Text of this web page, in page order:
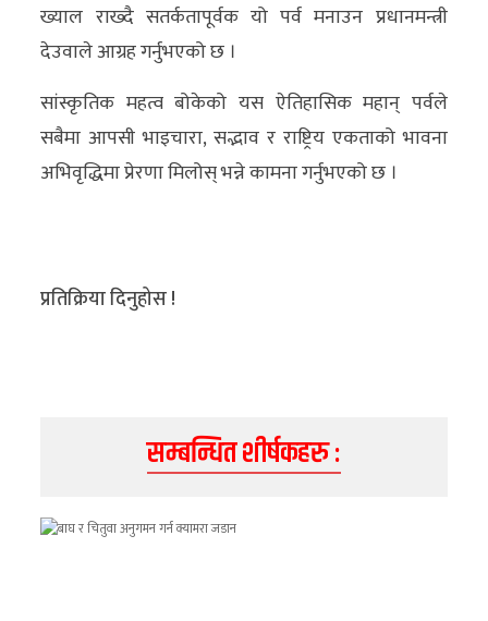
ख्याल राख्दै सतर्कतापूर्वक यो पर्व मनाउन प्रधानमन्त्री
देउवाले आग्रह गर्नुभएको छ ।
सांस्कृतिक महत्व बोकेको यस ऐतिहासिक महान् पर्वले
सबैमा आपसी भाइचारा, सद्भाव र राष्ट्रिय एकताको भावना
अभिवृद्धिमा प्रेरणा मिलोस् भन्ने कामना गर्नुभएको छ ।
प्रतिक्रिया दिनुहोस !
सम्बन्धित शीर्षकहरु :